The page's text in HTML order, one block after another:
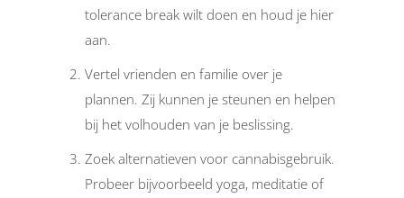
tolerance break wilt doen en houd je hier
aan.
Vertel vrienden en familie over je
plannen. Zij kunnen je steunen en helpen
bij het volhouden van je beslissing.
Zoek alternatieven voor cannabisgebruik.
Probeer bijvoorbeeld yoga, meditatie of